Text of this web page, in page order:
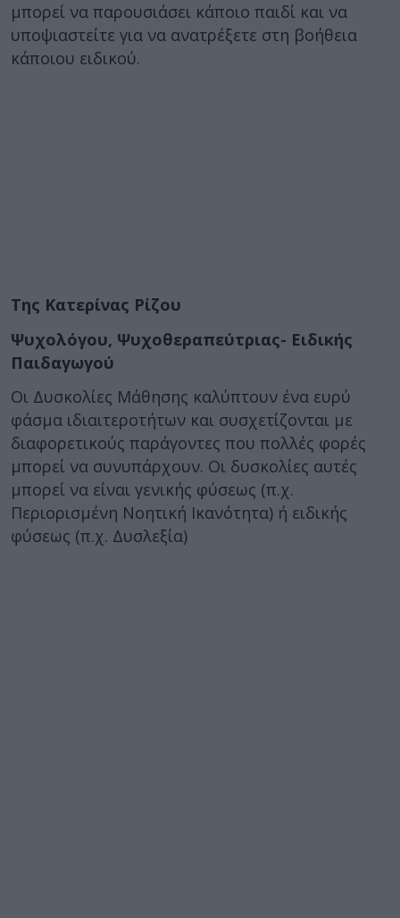
μπορεί να παρουσιάσει κάποιο παιδί και να
υποψιαστείτε για να ανατρέξετε στη βοήθεια
κάποιου ειδικού.
Της Κατερίνας Ρίζου
Ψυχολόγου, Ψυχοθεραπεύτριας- Ειδικής
Παιδαγωγού
Οι Δυσκολίες Μάθησης καλύπτουν ένα ευρύ
φάσμα ιδιαιτεροτήτων και συσχετίζονται με
διαφορετικούς παράγοντες που πολλές φορές
μπορεί να συνυπάρχουν. Οι δυσκολίες αυτές
μπορεί να είναι γενικής φύσεως (π.χ.
Περιορισμένη Νοητική Ικανότητα) ή ειδικής
φύσεως (π.χ. Δυσλεξία)